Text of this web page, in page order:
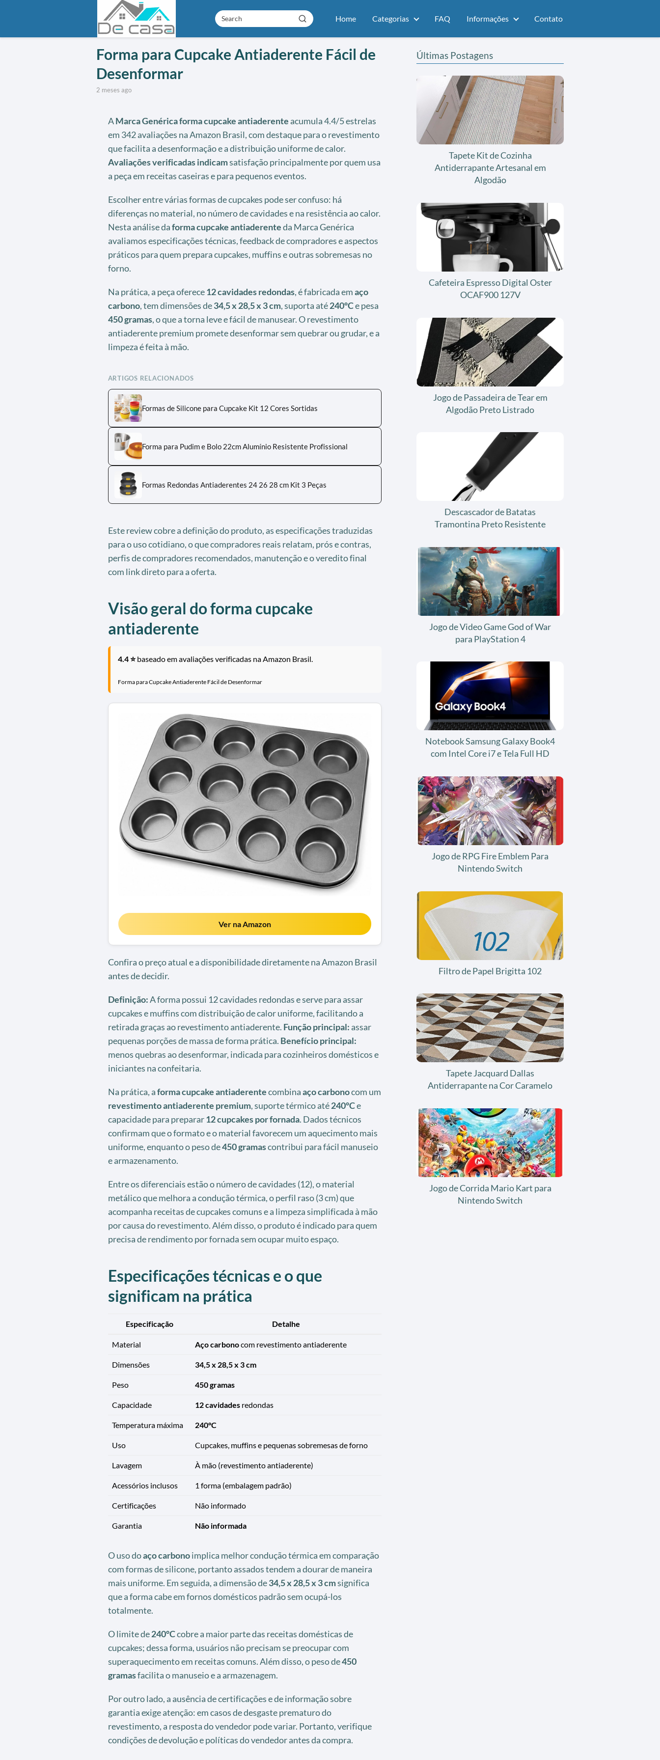
Home Categorias FAQ Informações Contato
Forma para Cupcake Antiaderente Fácil de
Desenformar
2 meses ago
AMarca Genéricaforma cupcake antiaderente acumula 4.4/5 estrelas
em 342 avaliações na Amazon Brasil, com destaque para o revestimento
que facilita a desenformação e a distribuição uniforme de calor.
Avaliações verificadas indicamsatisfação principalmente por quem usa
a peça em receitas caseiras e para pequenos eventos.
Escolher entre várias formas de cupcakes pode ser confuso: há
diferenças no material, no número de cavidades e na resistência ao calor.
Nesta análise daforma cupcake antiaderenteda Marca Genérica
avaliamos especificações técnicas, feedback de compradores e aspectos
práticos para quem prepara cupcakes, muffins e outras sobremesas no
forno.
Na prática, a peça oferece12 cavidades redondas, é fabricada emaço
carbono, tem dimensões de34,5 x 28,5 x 3 cm, suporta até240°Ce pesa
450 gramas, o que a torna leve e fácil de manusear. O revestimento
antiaderente premium promete desenformar sem quebrar ou grudar, e a
limpeza é feita à mão.
ARTIGOS RELACIONADOS
Formas de Silicone para Cupcake Kit 12 Cores Sortidas
Forma para Pudim e Bolo 22cm Alumínio Resistente Profissional
Formas Redondas Antiaderentes 24 26 28 cm Kit 3 Peças
Este review cobre a definição do produto, as especificações traduzidas
para o uso cotidiano, o que compradores reais relatam, prós e contras,
perfis de compradores recomendados, manutenção e o veredito final
com link direto para a oferta.
Visão geral do forma cupcake
antiaderente
4.4 ⭐baseado em avaliações verificadas na Amazon Brasil.
Forma para Cupcake Antiaderente Fácil de Desenformar
Ver na Amazon
Confira o preço atual e a disponibilidade diretamente na Amazon Brasil
antes de decidir.
Definição:A forma possui 12 cavidades redondas e serve para assar
cupcakes e muffins com distribuição de calor uniforme, facilitando a
retirada graças ao revestimento antiaderente. Função principal: assar
pequenas porções de massa de forma prática. Benefício principal:
menos quebras ao desenformar, indicada para cozinheiros domésticos e
iniciantes na confeitaria.
Na prática, aforma cupcake antiaderentecombinaaço carbonocom um
revestimento antiaderente premium, suporte térmico até240°Ce
capacidade para preparar12 cupcakes por fornada. Dados técnicos
confirmam que o formato e o material favorecem um aquecimento mais
uniforme, enquanto o peso de450 gramascontribui para fácil manuseio
e armazenamento.
Entre os diferenciais estão o número de cavidades (12), o material
metálico que melhora a condução térmica, o perfil raso (3 cm) que
acompanha receitas de cupcakes comuns e a limpeza simplificada à mão
por causa do revestimento. Além disso, o produto é indicado para quem
precisa de rendimento por fornada sem ocupar muito espaço.
Especificações técnicas e o que
significam na prática
Especificação Detalhe
Material Aço carbonocom revestimento antiaderente
Dimensões 34,5 x 28,5 x 3 cm
Peso 450 gramas
Capacidade 12 cavidadesredondas
Temperatura máxima 240°C
Uso Cupcakes, muffins e pequenas sobremesas de forno
Lavagem À mão (revestimento antiaderente)
Acessórios inclusos 1 forma (embalagem padrão)
Certificações Não informado
Garantia Não informada
O uso doaço carbonoimplica melhor condução térmica em comparação
com formas de silicone, portanto assados tendem a dourar de maneira
mais uniforme. Em seguida, a dimensão de34,5 x 28,5 x 3 cmsignifica
que a forma cabe em fornos domésticos padrão sem ocupá-los
totalmente.
O limite de240°Ccobre a maior parte das receitas domésticas de
cupcakes; dessa forma, usuários não precisam se preocupar com
superaquecimento em receitas comuns. Além disso, o peso de450
gramasfacilita o manuseio e a armazenagem.
Por outro lado, a ausência de certificações e de informação sobre
garantia exige atenção: em casos de desgaste prematuro do
revestimento, a resposta do vendedor pode variar. Portanto, verifique
condições de devolução e políticas do vendedor antes da compra.
Últimas Postagens
Tapete Kit de Cozinha
Antiderrapante Artesanal em
Algodão
Cafeteira Espresso Digital Oster
OCAF900 127V
Jogo de Passadeira de Tear em
Algodão Preto Listrado
Descascador de Batatas
Tramontina Preto Resistente
Jogo de Video Game God of War
para PlayStation 4
Notebook Samsung Galaxy Book4
com Intel Core i7 e Tela Full HD
Jogo de RPG Fire Emblem Para
Nintendo Switch
Filtro de Papel Brigitta 102
Tapete Jacquard Dallas
Antiderrapante na Cor Caramelo
Jogo de Corrida Mario Kart para
Nintendo Switch